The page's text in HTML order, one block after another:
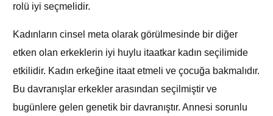
rolü iyi seçmelidir.
Kadınların cinsel meta olarak görülmesinde bir diğer
etken olan erkeklerin iyi huylu itaatkar kadın seçilimide
etkilidir. Kadın erkeğine itaat etmeli ve çocuğa bakmalıdır.
Bu davranışlar erkekler arasından seçilmiştir ve
bugünlere gelen genetik bir davranıştır. Annesi sorunlu